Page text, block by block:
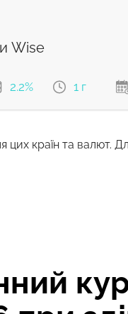
Wise
2.2% 1 г
цих країн та валют.